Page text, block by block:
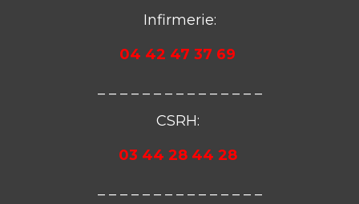
Infirmerie:
04 42 47 37 69
CSRH:
03 44 28 44 28